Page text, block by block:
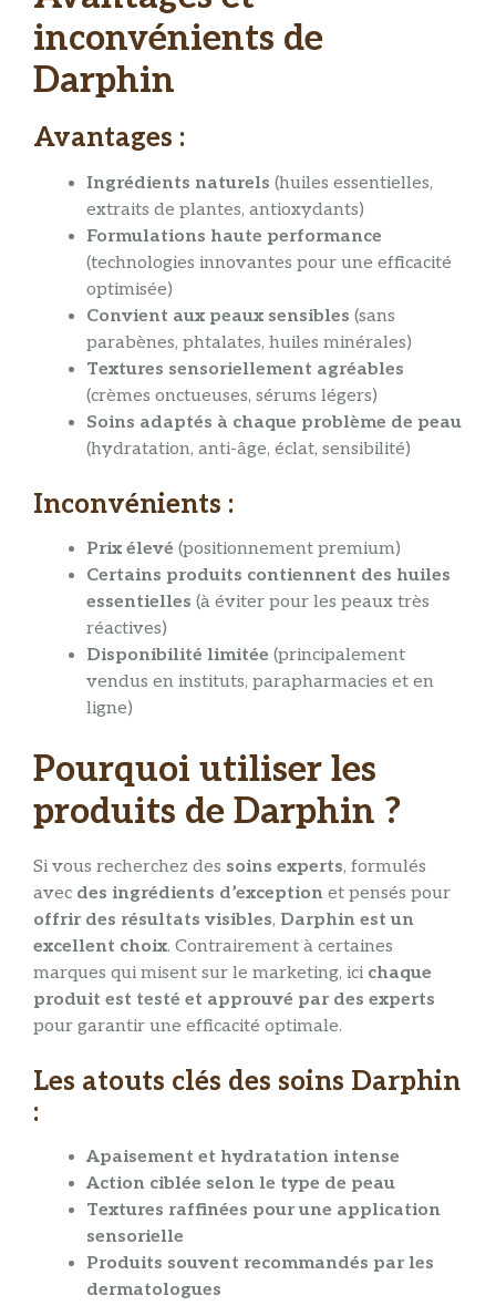
inconvénients de
Darphin
Avantages :
Ingrédients naturels (huiles essentielles,
extraits de plantes, antioxydants)
Formulations haute performance
(technologies innovantes pour une efficacité
optimisée)
Convient aux peaux sensibles (sans
parabènes, phtalates, huiles minérales)
Textures sensoriellement agréables
(crèmes onctueuses, sérums légers)
Soins adaptés à chaque problème de peau
(hydratation, anti-âge, éclat, sensibilité)
Inconvénients :
Prix élevé (positionnement premium)
Certains produits contiennent des huiles
essentielles (à éviter pour les peaux très
réactives)
Disponibilité limitée (principalement
vendus en instituts, parapharmacies et en
ligne)
Pourquoi utiliser les
produits de Darphin ?
Si vous recherchez des soins experts, formulés
avec des ingrédients d’exception et pensés pour
offrir des résultats visibles, Darphin est un
excellent choix. Contrairement à certaines
marques qui misent sur le marketing, ici chaque
produit est testé et approuvé par des experts
pour garantir une efficacité optimale.
Les atouts clés des soins Darphin
:
Apaisement et hydratation intense
Action ciblée selon le type de peau
Textures raffinées pour une application
sensorielle
Produits souvent recommandés par les
dermatologues